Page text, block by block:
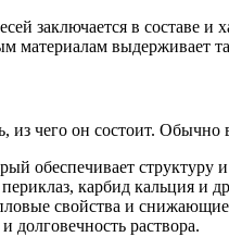
заключается в составе
материалам выдерживает
чего он состоит. Обычно
обеспечивает структуру
карбид кальция и
свойства и снижающие
раствора.